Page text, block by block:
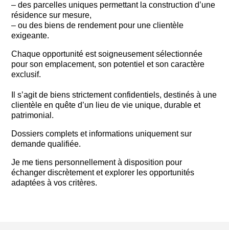
– des parcelles uniques permettant la construction d’une
résidence sur mesure,
– ou des biens de rendement pour une clientèle
exigeante.
Chaque opportunité est soigneusement sélectionnée
pour son emplacement, son potentiel et son caractère
exclusif.
Il s’agit de biens strictement confidentiels, destinés à une
clientèle en quête d’un lieu de vie unique, durable et
patrimonial.
Dossiers complets et informations uniquement sur
demande qualifiée.
Je me tiens personnellement à disposition pour
échanger discrètement et explorer les opportunités
adaptées à vos critères.